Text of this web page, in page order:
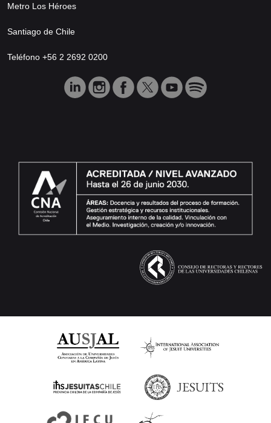
Metro Los Héroes
Santiago de Chile
Teléfono +56 2 2692 0200